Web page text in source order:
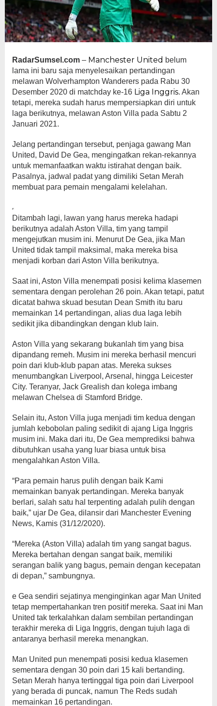
RadarSumsel.com – Manchester United belum
lama ini baru saja menyelesaikan pertandingan
melawan Wolverhampton Wanderers pada Rabu 30
Desember 2020 di matchday ke-16 Liga Inggris. Akan
tetapi, mereka sudah harus mempersiapkan diri untuk
laga berikutnya, melawan Aston Villa pada Sabtu 2
Januari 2021.
Jelang pertandingan tersebut, penjaga gawang Man
United, David De Gea, mengingatkan rekan-rekannya
untuk memanfaatkan waktu istirahat dengan baik.
Pasalnya, jadwal padat yang dimiliki Setan Merah
membuat para pemain mengalami kelelahan.
Ditambah lagi, lawan yang harus mereka hadapi
berikutnya adalah Aston Villa, tim yang tampil
mengejutkan musim ini. Menurut De Gea, jika Man
United tidak tampil maksimal, maka mereka bisa
menjadi korban dari Aston Villa berikutnya.
Saat ini, Aston Villa menempati posisi kelima klasemen
sementara dengan perolehan 26 poin. Akan tetapi, patut
dicatat bahwa skuad besutan Dean Smith itu baru
memainkan 14 pertandingan, alias dua laga lebih
sedikit jika dibandingkan dengan klub lain.
Aston Villa yang sekarang bukanlah tim yang bisa
dipandang remeh. Musim ini mereka berhasil mencuri
poin dari klub-klub papan atas. Mereka sukses
menumbangkan Liverpool, Arsenal, hingga Leicester
City. Teranyar, Jack Grealish dan kolega imbang
melawan Chelsea di Stamford Bridge.
Selain itu, Aston Villa juga menjadi tim kedua dengan
jumlah kebobolan paling sedikit di ajang Liga Inggris
musim ini. Maka dari itu, De Gea memprediksi bahwa
dibutuhkan usaha yang luar biasa untuk bisa
mengalahkan Aston Villa.
“Para pemain harus pulih dengan baik Kami
memainkan banyak pertandingan. Mereka banyak
berlari, salah satu hal terpenting adalah pulih dengan
baik,” ujar De Gea, dilansir dari Manchester Evening
News, Kamis (31/12/2020).
“Mereka (Aston Villa) adalah tim yang sangat bagus.
Mereka bertahan dengan sangat baik, memiliki
serangan balik yang bagus, pemain dengan kecepatan
di depan,” sambungnya.
e Gea sendiri sejatinya menginginkan agar Man United
tetap mempertahankan tren positif mereka. Saat ini Man
United tak terkalahkan dalam sembilan pertandingan
terakhir mereka di Liga Inggris, dengan tujuh laga di
antaranya berhasil mereka menangkan.
Man United pun menempati posisi kedua klasemen
sementara dengan 30 poin dari 15 kali bertanding.
Setan Merah hanya tertinggal tiga poin dari Liverpool
yang berada di puncak, namun The Reds sudah
memainkan 16 pertandingan.